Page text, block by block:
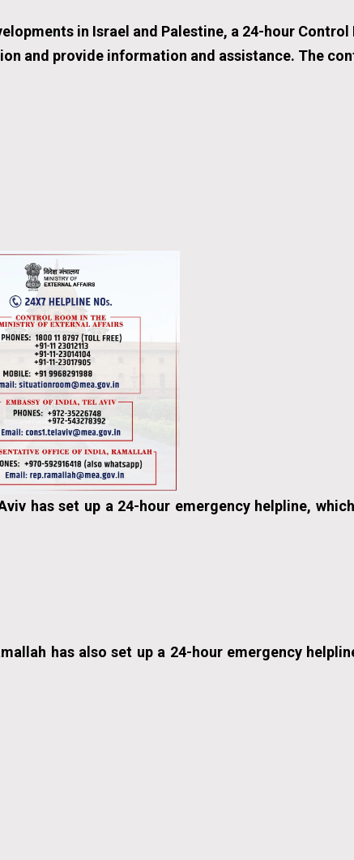
in Israel and Palestine, a 24-hour
and provide information and assistance. The
has set up a 24-hour emergency helpline,
has also set up a 24-hour emergency